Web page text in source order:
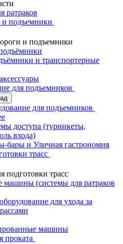
ратраков
и подъемники
и подъемники
и транспортерные
для подъемников
для подъемников
доступа (турникеты,
входа)
бары и Уличная гастрономия
трасс
трасс
машины (системы для ратраков
для ухода за
машины
проката